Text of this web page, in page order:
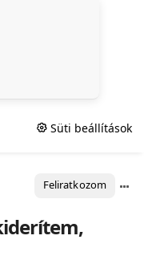
Süti beállítások
Feliratkozom